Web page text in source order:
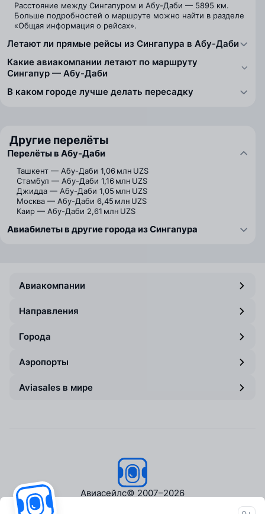
Расстояние между Сингапуром и Абу-Даби — 5895 км.
Больше подробностей о маршруте можно найти в разделе
«Общая информация о рейсах».
Летают ли прямые рейсы из Сингапура в Абу-Даби
Какие авиакомпании летают по маршруту
Сингапур — Абу-Даби
В каком городе лучше делать пересадку
Другие перелёты
Перелёты в Абу-Даби
Ташкент — Абу-Даби 1,06 млн UZS
Стамбул — Абу-Даби 1,16 млн UZS
Джидда — Абу-Даби 1,05 млн UZS
Москва — Абу-Даби 6,45 млн UZS
Каир — Абу-Даби 2,61 млн UZS
Авиабилеты в другие города из Сингапура
Авиакомпании
Направления
Города
Аэропорты
Aviasales в мире
Авиасейлс© 2007–2026